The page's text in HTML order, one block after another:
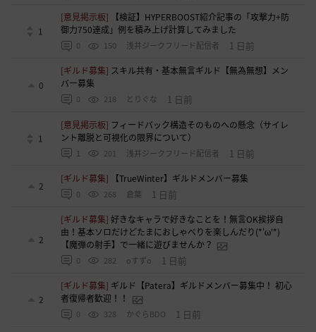
1
[意見掲示板]
【検証】HYPERBOOST紹介記事の「攻撃力+防
御力750達成」例を積み上げ計算してみました
0 150 浅井ジークフリード配信者 1 日前
0
[ギルド募集] スキル共有・基本無言ギルド【無為無想】メン
バー募集
0 218 とりぐな 1 日前
1
[意見掲示板] フィードバック構造そのものへの懸念（サイレ
ント離脱と可視化の限界について）
1 201 浅井ジークフリード配信者 1 日前
2
[ギルド募集] 【TrueWinter】ギルドメンバー募集
0 268 倉葉 1 日前
2
[ギルド募集]好きなキャラで好きなことを！無言OK挨拶自
由！基本ソロだけどたまにおしゃべりを楽しんだり(*'ω'*)
【魔弾の射手】で一緒に遊びませんか？
0 282 oすずo 1 日前
2
[ギルド募集] ギルド【Patera】ギルドメンバー募集中！ 初心
者復帰者歓迎！！
0 328 かぐらBDO 1 日前